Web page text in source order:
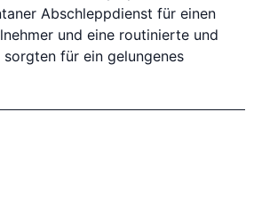
Abschleppdienst für einen
und eine routinierte und
für ein gelungenes